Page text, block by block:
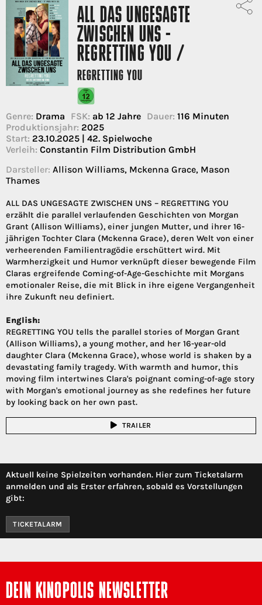
ALL DAS UNGESAGTE
ZWISCHEN UNS -
REGRETTING YOU /
REGRETTING YOU
Genre: Drama FSK: ab 12 Jahre Dauer: 116 Minuten
Produktionsjahr: 2025
Start: 23.10.2025 | 42. Spielwoche
Verleih: Constantin Film Distribution GmbH
Darsteller: Allison Williams, Mckenna Grace, Mason
Thames
ALL DAS UNGESAGTE ZWISCHEN UNS – REGRETTING YOU
erzählt die parallel verlaufenden Geschichten von Morgan
Grant (Allison Williams), einer jungen Mutter, und ihrer 16-
jährigen Tochter Clara (Mckenna Grace), deren Welt von einer
verheerenden Familientragödie erschüttert wird. Mit
Warmherzigkeit und Humor verknüpft dieser bewegende Film
Claras ergreifende Coming-of-Age-Geschichte mit Morgans
emotionaler Reise, die mit Blick in ihre eigene Vergangenheit
ihre Zukunft neu definiert.
English:
REGRETTING YOU tells the parallel stories of Morgan Grant
(Allison Williams), a young mother, and her 16-year-old
daughter Clara (Mckenna Grace), whose world is shaken by a
devastating family tragedy. With warmth and humor, this
moving film intertwines Clara's poignant coming-of-age story
with Morgan's emotional journey as she redefines her future
by looking back on her own past.
TRAILER
Aktuell keine Spielzeiten vorhanden. Hier zum Ticketalarm
anmelden und als Erster erfahren, sobald es Vorstellungen
gibt:
TICKETALARM
DEIN KINOPOLIS NEWSLETTER